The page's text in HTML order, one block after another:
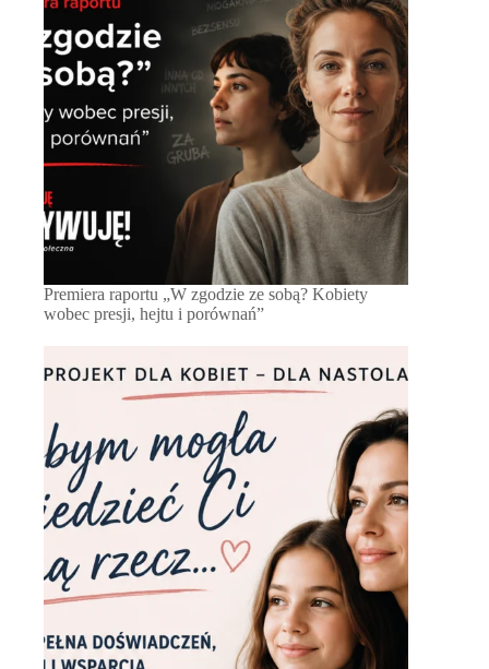
Premiera raportu „W zgodzie ze sobą? Kobiety
wobec presji, hejtu i porównań”